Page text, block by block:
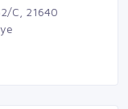
C, 21640